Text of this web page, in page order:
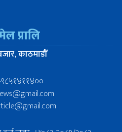
प्रालि
काठमाडौँ